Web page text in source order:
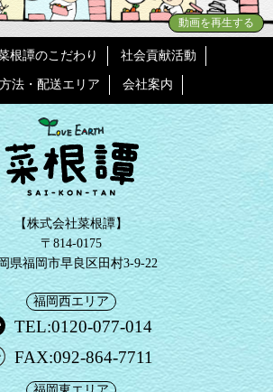
動画を再生する
根譚のこだわり 社会貢献活動
法・配送エリア 会社案内
【株式会社菜根譚】
〒814-0175
県福岡市早良区田村3-9-22
福岡西エリア
TEL:0120-077-014
FAX:092-864-7711